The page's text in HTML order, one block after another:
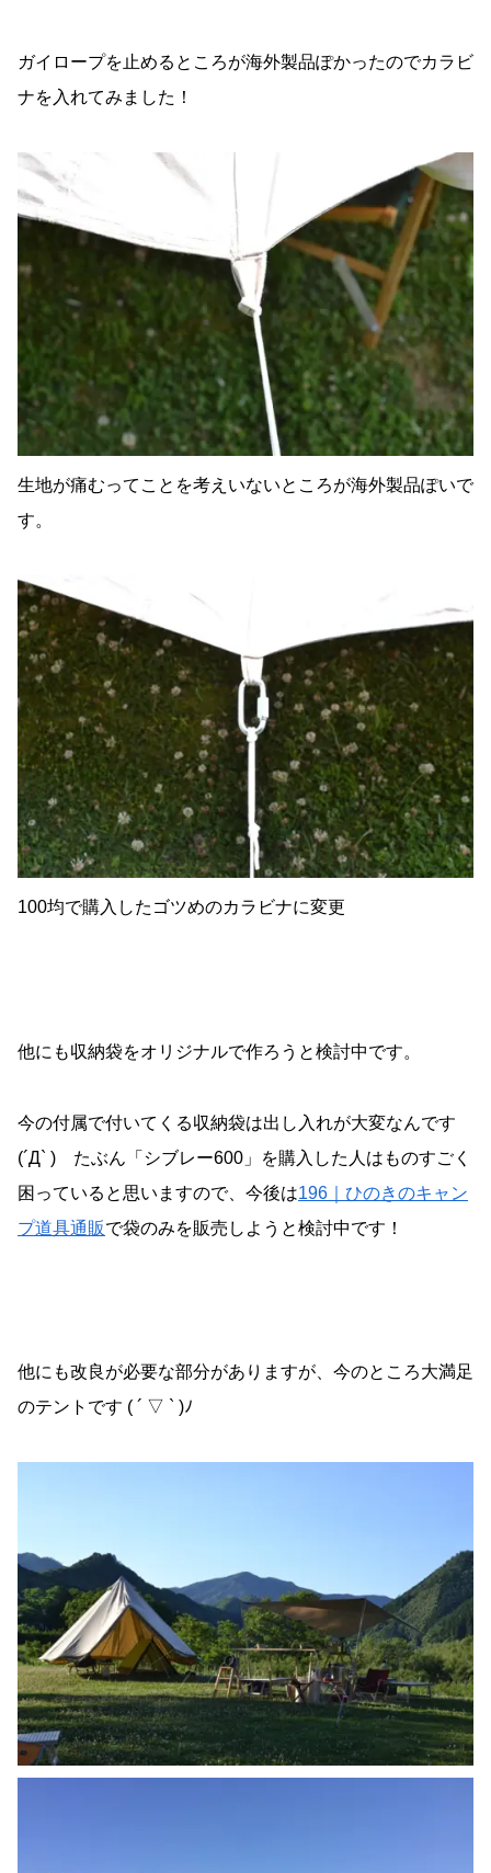
ガイロープを止めるところが海外製品ぽかったのでカラビ
ナを入れてみました！
生地が痛むってことを考えいないところが海外製品ぽいで
す。
100均で購入したゴツめのカラビナに変更
他にも収納袋をオリジナルで作ろうと検討中です。
今の付属で付いてくる収納袋は出し入れが大変なんです
(´Д` ) たぶん「シブレー600」を購入した人はものすごく
困っていると思いますので、今後は196｜ひのきのキャン
プ道具通販で袋のみを販売しようと検討中です！
他にも改良が必要な部分がありますが、今のところ大満足
のテントです ( ´ ▽ ` )ﾉ